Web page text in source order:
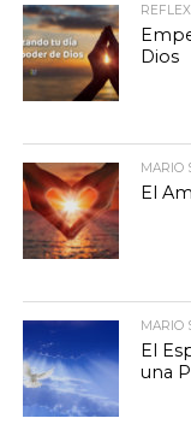
Dios
MARIO
El
MARIO
El
una